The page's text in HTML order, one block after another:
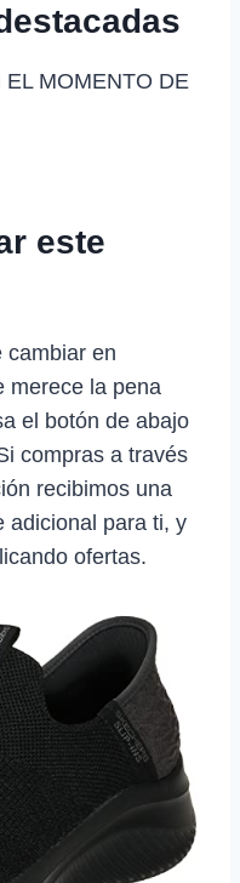
MOMENTO DE
este
cambiar en
merece la pena
el botón de abajo
compras a través
recibimos una
adicional para ti, y
ofertas.